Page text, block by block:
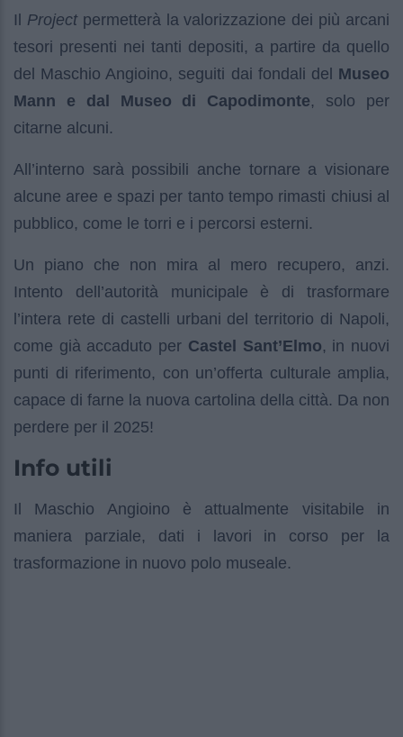
Il Projectpermetterà la valorizzazione dei più arcani
tesori presenti nei tanti depositi, a partire da quello
del Maschio Angioino, seguiti dai fondali del Museo
Mann e dal Museo di Capodimonte, solo per
citarne alcuni.
All’interno sarà possibili anche tornare a visionare
alcune aree e spazi per tanto tempo rimasti chiusi al
pubblico, come le torri e i percorsi esterni.
Un piano che non mira al mero recupero, anzi.
Intento dell’autorità municipale è di trasformare
l’intera rete di castelli urbani del territorio di Napoli,
come già accaduto per Castel Sant’Elmo, in nuovi
punti di riferimento, con un’offerta culturale amplia,
capace di farne la nuova cartolina della città. Da non
perdere per il 2025!
Info utili
Il Maschio Angioino è attualmente visitabile in
maniera parziale, dati i lavori in corso per la
trasformazione in nuovo polo museale.